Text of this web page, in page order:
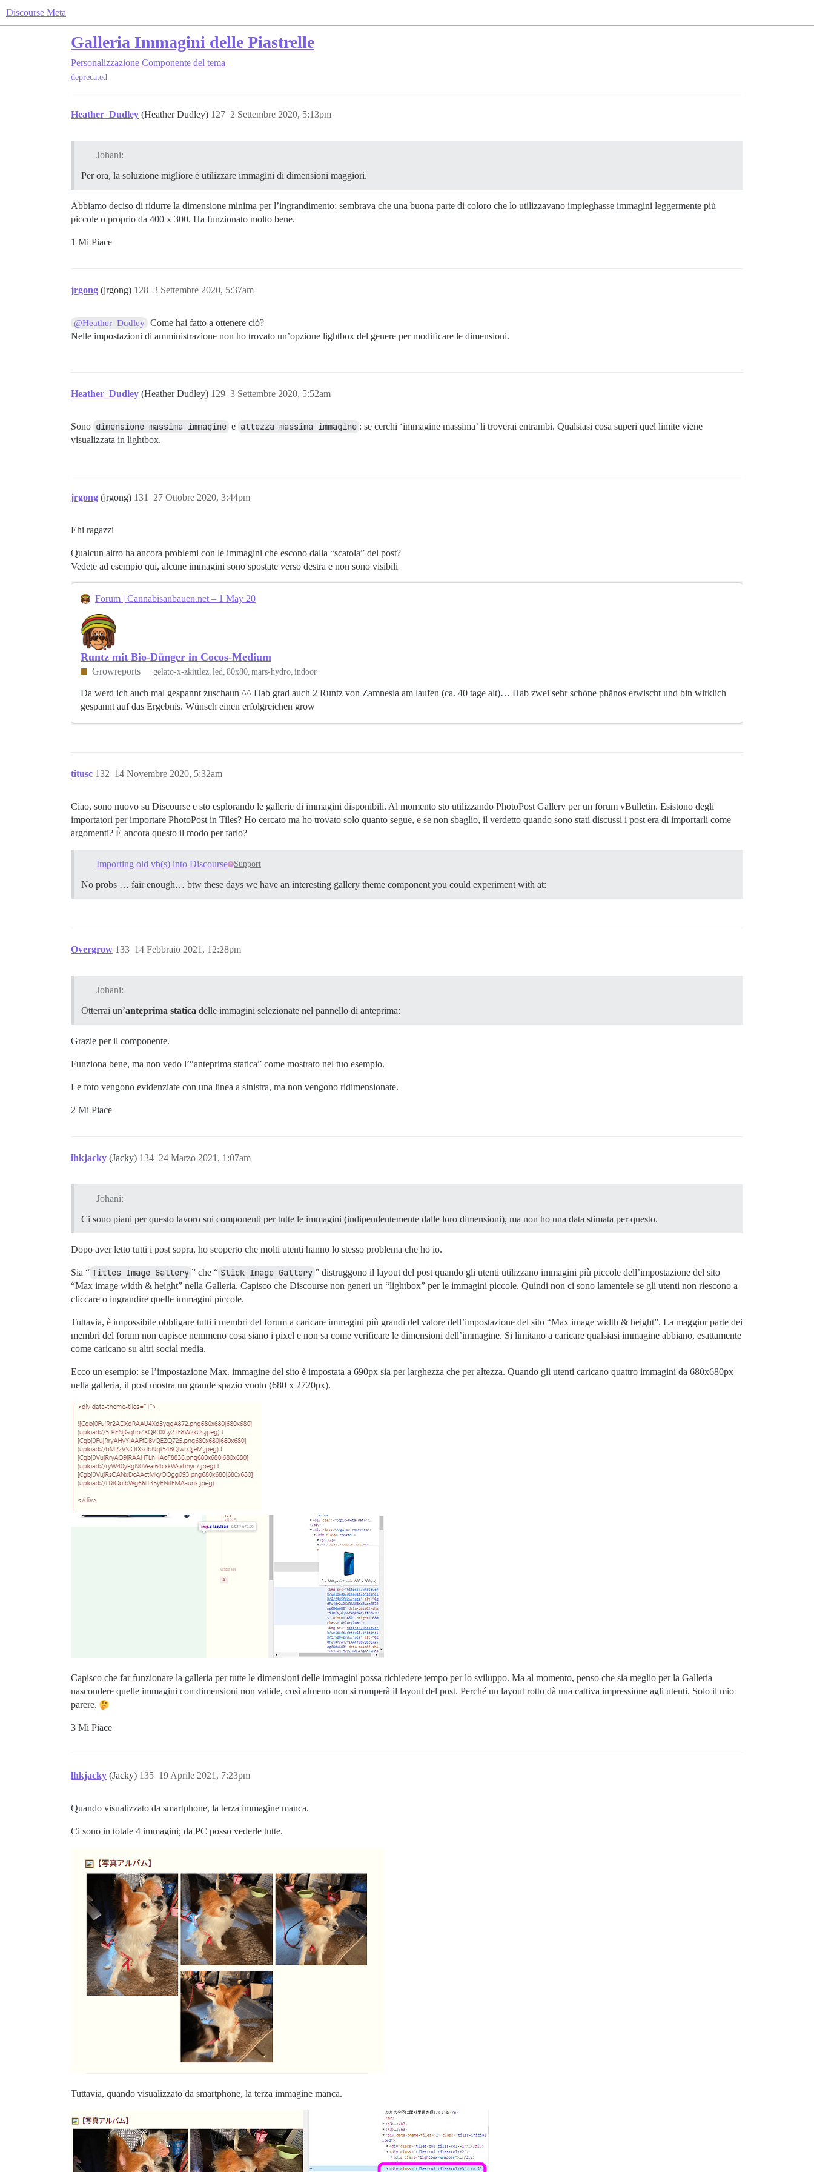
Discourse Meta
Galleria Immagini delle Piastrelle
Personalizzazione Componente del tema
deprecated
Heather_Dudley (Heather Dudley) 2 Settembre 2020, 5:13pm
127
Johani:
Per ora, la soluzione migliore è utilizzare immagini di dimensioni maggiori.
Abbiamo deciso di ridurre la dimensione minima per l’ingrandimento; sembrava che una buona parte di coloro che lo utilizzavano impieghasse immagini leggermente più
piccole o proprio da 400 x 300. Ha funzionato molto bene.
1 Mi Piace
jrgong (jrgong) 3 Settembre 2020, 5:37am
128
@Heather_Dudley Come hai fatto a ottenere ciò?
Nelle impostazioni di amministrazione non ho trovato un’opzione lightbox del genere per modificare le dimensioni.
Heather_Dudley (Heather Dudley) 3 Settembre 2020, 5:52am
129
Sono dimensione massima immagine e altezza massima immagine : se cerchi ‘immagine massima’ li troverai entrambi. Qualsiasi cosa superi quel limite viene
visualizzata in lightbox.
jrgong (jrgong) 27 Ottobre 2020, 3:44pm
131
Ehi ragazzi
Qualcun altro ha ancora problemi con le immagini che escono dalla “scatola” del post?
Vedete ad esempio qui, alcune immagini sono spostate verso destra e non sono visibili
Forum | Cannabisanbauen.net – 1 May 20
Runtz mit Bio-Dünger in Cocos-Medium
Growreports gelato-x-zkittlez led 80x80 mars-hydro indoor
Da werd ich auch mal gespannt zuschaun ^^ Hab grad auch 2 Runtz von Zamnesia am laufen (ca. 40 tage alt)… Hab zwei sehr schöne phänos erwischt und bin wirklich
gespannt auf das Ergebnis. Wünsch einen erfolgreichen grow
titusc 14 Novembre 2020, 5:32am
132
Ciao, sono nuovo su Discourse e sto esplorando le gallerie di immagini disponibili. Al momento sto utilizzando PhotoPost Gallery per un forum vBulletin. Esistono degli
importatori per importare PhotoPost in Tiles? Ho cercato ma ho trovato solo quanto segue, e se non sbaglio, il verdetto quando sono stati discussi i post era di importarli come
argomenti? È ancora questo il modo per farlo?
Importing old vb(s) into Discourse Support
No probs … fair enough… btw these days we have an interesting gallery theme component you could experiment with at:
Overgrow 14 Febbraio 2021, 12:28pm
133
Johani:
Otterrai un’anteprima statica delle immagini selezionate nel pannello di anteprima:
Grazie per il componente.
Funziona bene, ma non vedo l’“anteprima statica” come mostrato nel tuo esempio.
Le foto vengono evidenziate con una linea a sinistra, ma non vengono ridimensionate.
2 Mi Piace
lhkjacky (Jacky) 24 Marzo 2021, 1:07am
134
Johani:
Ci sono piani per questo lavoro sui componenti per tutte le immagini (indipendentemente dalle loro dimensioni), ma non ho una data stimata per questo.
Dopo aver letto tutti i post sopra, ho scoperto che molti utenti hanno lo stesso problema che ho io.
Sia “ Titles Image Gallery ” che “ Slick Image Gallery ” distruggono il layout del post quando gli utenti utilizzano immagini più piccole dell’impostazione del sito
“Max image width & height” nella Galleria. Capisco che Discourse non generi un “lightbox” per le immagini piccole. Quindi non ci sono lamentele se gli utenti non riescono a
cliccare o ingrandire quelle immagini piccole.
Tuttavia, è impossibile obbligare tutti i membri del forum a caricare immagini più grandi del valore dell’impostazione del sito “Max image width & height”. La maggior parte dei
membri del forum non capisce nemmeno cosa siano i pixel e non sa come verificare le dimensioni dell’immagine. Si limitano a caricare qualsiasi immagine abbiano, esattamente
come caricano su altri social media.
Ecco un esempio: se l’impostazione Max. immagine del sito è impostata a 690px sia per larghezza che per altezza. Quando gli utenti caricano quattro immagini da 680x680px
nella galleria, il post mostra un grande spazio vuoto (680 x 2720px).
Capisco che far funzionare la galleria per tutte le dimensioni delle immagini possa richiedere tempo per lo sviluppo. Ma al momento, penso che sia meglio per la Galleria
nascondere quelle immagini con dimensioni non valide, così almeno non si romperà il layout del post. Perché un layout rotto dà una cattiva impressione agli utenti. Solo il mio
parere.
3 Mi Piace
lhkjacky (Jacky) 19 Aprile 2021, 7:23pm
135
Quando visualizzato da smartphone, la terza immagine manca.
Ci sono in totale 4 immagini; da PC posso vederle tutte.
Tuttavia, quando visualizzato da smartphone, la terza immagine manca.